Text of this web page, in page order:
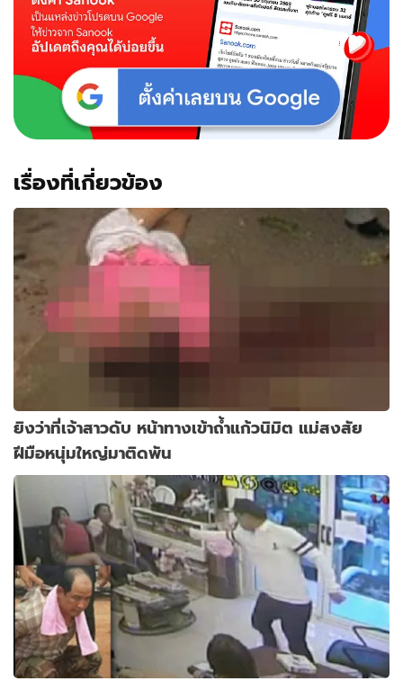
เรื่องที่เกี่ยวข้อง
ยิงว่าที่เจ้าสาวดับ หน้าทางเข้าถ้ำแก้วนิมิต แม่สงสัย
ฝีมือหนุ่มใหญ่มาติดพัน